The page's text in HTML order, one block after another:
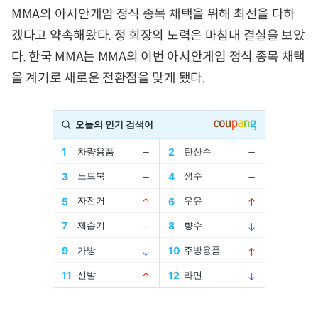
MMA의 아시안게임 정식 종목 채택을 위해 최선을 다하
겠다고 약속해왔다. 정 회장의 노력은 마침내 결실을 보았
다. 한국 MMA는 MMA의 이번 아시안게임 정식 종목 채택
을 계기로 새로운 전환점을 맞게 됐다.